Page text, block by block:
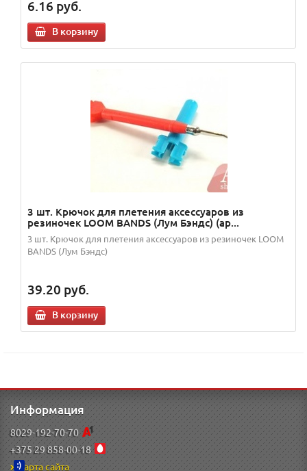
6.16 руб.
В корзину
3 шт. Крючок для плетения аксессуаров из
резиночек LOOM BANDS (Лум Бэндс) (ар...
3 шт. Крючок для плетения аксессуаров из резиночек LOOM
BANDS (Лум Бэндс)
39.20 руб.
В корзину
Информация
8029-192-70-70
+375 29 858-00-18
Карта сайта